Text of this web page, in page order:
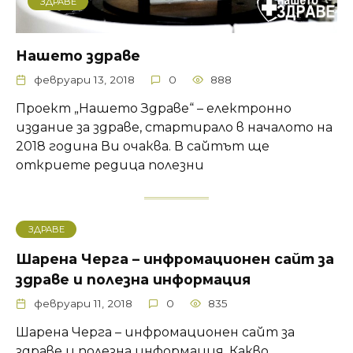
Нашето здраве
февруари 13, 2018 0 888
Проект „Нашето Здраве“ – електронно
издание за здраве, стартирало в началото на
2018 година Ви очаква. В сайтът ще
откриете редица полезни
ЗДРАВЕ
Шарена Черга – инфромационен сайт за
здраве и полезна информация
февруари 11, 2018 0 835
Шарена Черга – инфромационен сайт за